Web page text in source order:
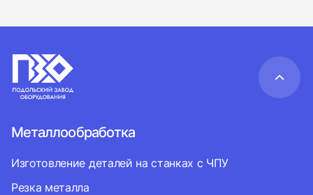
Металлообработка
Изготовление деталей на станках с ЧПУ
Резка металла